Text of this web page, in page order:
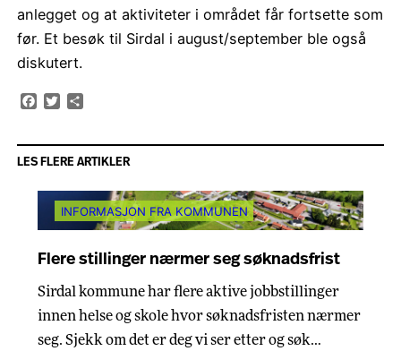
anlegget og at aktiviteter i området får fortsette som
før. Et besøk til Sirdal i august/september ble også
diskutert.
Facebook
Twitter
LES FLERE ARTIKLER
INFORMASJON FRA KOMMUNEN
Flere stillinger nærmer seg søknadsfrist
Sirdal kommune har flere aktive jobbstillinger
innen helse og skole hvor søknadsfristen nærmer
seg. Sjekk om det er deg vi ser etter og søk…